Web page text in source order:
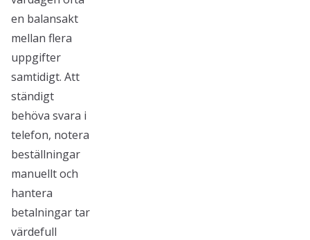
en balansakt
mellan flera
uppgifter
samtidigt. Att
ständigt
behöva svara i
telefon, notera
beställningar
manuellt och
hantera
betalningar tar
värdefull